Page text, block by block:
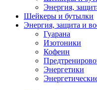
Энергия,
Шейкеры и бутылки
Энергия, защита и
Гуарана
Изотоники
Кофеин
Энергетики